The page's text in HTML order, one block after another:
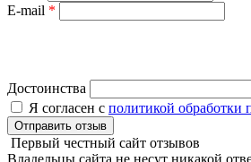
E-mail *
Достоинства
Я согласен с политикой обработки
Отправить отзыв
Первый честный сайт отзывов
Владельцы сайта не несут никакой